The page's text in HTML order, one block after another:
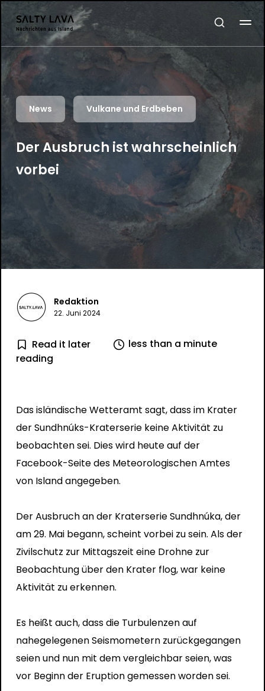
News Vulkane und Erdbeben
Der Ausbruch ist wahrscheinlich
vorbei
Redaktion
22. Juni 2024
Read it later
less than a minute
reading
Das isländische Wetteramt sagt, dass im Krater
der Sundhnúks-Kraterserie keine Aktivität zu
beobachten sei. Dies wird heute auf der
Facebook-Seite des Meteorologischen Amtes
von Island angegeben.
Der Ausbruch an der Kraterserie Sundhnúka, der
am 29. Mai begann, scheint vorbei zu sein. Als der
Zivilschutz zur Mittagszeit eine Drohne zur
Beobachtung über den Krater flog, war keine
Aktivität zu erkennen.
Es heißt auch, dass die Turbulenzen auf
nahegelegenen Seismometern zurückgegangen
seien und nun mit dem vergleichbar seien, was
vor Beginn der Eruption gemessen worden sei.